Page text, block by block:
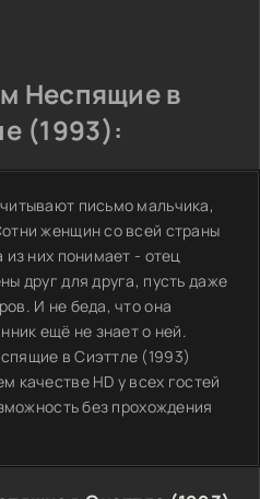
Неспящие в
(1993):
письмо мальчика,
женщин со всей страны
из них понимает - отец
друг для друга, пусть даже
И не беда, что она
ещё не знает о ней.
в Сиэттле (1993)
качестве HD у всех гостей
без прохождения